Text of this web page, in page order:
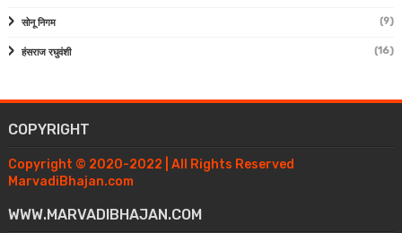
सोनू निगम (9)
हंसराज रघुवंशी (16)
COPYRIGHT
Copyright © 2020-2022 | All Rights Reserved
MarvadiBhajan.com
WWW.MARVADIBHAJAN.COM